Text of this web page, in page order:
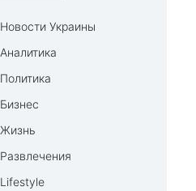
Новости Украины
Аналитика
Политика
Бизнес
Жизнь
Развлечения
Lifestyle